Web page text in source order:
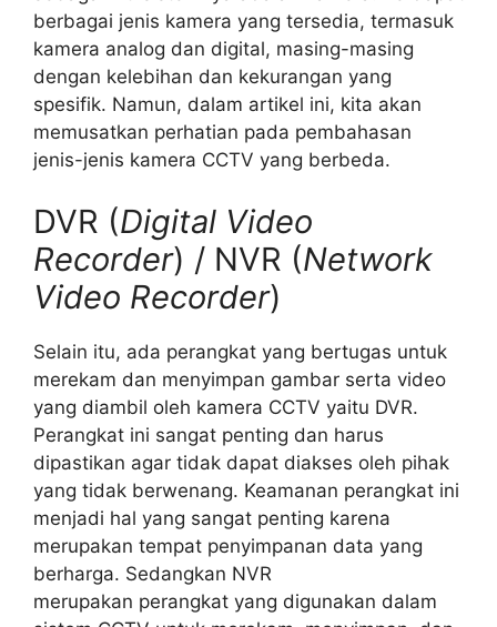
berbagai jenis kamera yang tersedia, termasuk
kamera analog dan digital, masing-masing
dengan kelebihan dan kekurangan yang
spesifik. Namun, dalam artikel ini, kita akan
memusatkan perhatian pada pembahasan
jenis-jenis kamera CCTV yang berbeda.
DVR (Digital Video
Recorder) / NVR (Network
Video Recorder)
Selain itu, ada perangkat yang bertugas untuk
merekam dan menyimpan gambar serta video
yang diambil oleh kamera CCTV yaitu DVR.
Perangkat ini sangat penting dan harus
dipastikan agar tidak dapat diakses oleh pihak
yang tidak berwenang. Keamanan perangkat ini
menjadi hal yang sangat penting karena
merupakan tempat penyimpanan data yang
berharga. Sedangkan NVR
merupakan perangkat yang digunakan dalam